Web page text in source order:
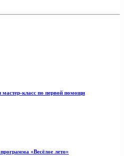
класс по первой помощи
«Весёлое лето»